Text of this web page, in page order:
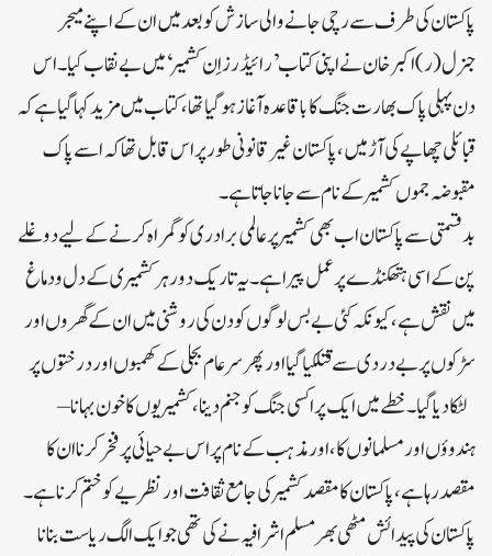
پاکستان کی طرف سے رچی جانے والی سازش کو بعد میں ان کے اپنے میجر
جنرل(ر) اکبر خان نے اپنی کتاب’رائیڈرز اِن کشمیر‘ میں بے نقاب کیا۔ اس
دن پہلی پاک بھارت جنگ کا باقاعدہ آغاز ہو گیا تھا، کتاب میں مزید کہا گیا ہے کہ
قبائلی چھاپے کی آڑ میں، پاکستان غیر قانونی طور پر اس قابل تھا کہ اسے پاک
مقبوضہ جموں کشمیر کے نام سے جانا جاتا ہے۔
بدقسمتی سے پاکستان اب بھی کشمیر پر عالمی برادری کو گمراہ کرنے کے لیے دوغلے
پن کے اسی ہتھکنڈے پر عمل پیرا ہے۔ یہ تاریک دور ہر کشمیری کے دل و دماغ
میں نقش ہے، کیونکہ کئی بے بس لوگوں کو دن کی روشنی میں ان کے گھروں اور
سڑکوں پر بے دردی سے قتلکیا گیا اور پھر سرعام بجلی کے کھمبوں اور درختوں پر
لٹکا دیا گیا۔ خطے میں ایک پراکسی جنگ کو جنم دینا، کشمیریوں کا خون بہانا –
ہندوؤں اور مسلمانوں کا، اور مذہب کے نام پر اس بے حیائی پر فخر کرنا ان کا
مقصد رہا ہے، پاکستان کا مقصد کشمیر کی جامع ثقافت اور نظریے کو ختم کرنا ہے۔
پاکستان کی پیدائش مٹھی بھر مسلم اشرافیہ نے کی تھی جو ایک الگ ریاست بنانا